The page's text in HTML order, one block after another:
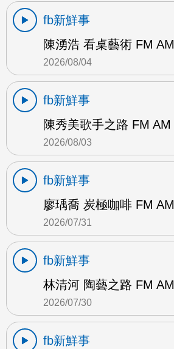
fb新鮮事
陳湧浩 看桌藝術 FM AM
2026/08/04
fb新鮮事
陳秀美歌手之路 FM AM
2026/08/03
fb新鮮事
廖瑀喬 炭極咖啡 FM AM
2026/07/31
fb新鮮事
林清河 陶藝之路 FM AM
2026/07/30
fb新鮮事